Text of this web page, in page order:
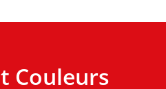
Couleurs